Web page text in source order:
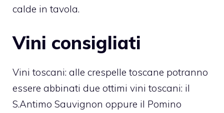
calde in tavola.
Vini consigliati
Vini toscani: alle crespelle toscane potranno
essere abbinati due ottimi vini toscani: il
S.Antimo Sauvignon oppure il Pomino